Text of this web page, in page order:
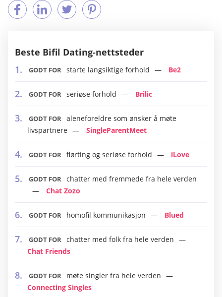
Beste Bifil Dating-nettsteder
GODT FOR starte langsiktige forhold Be2
GODT FOR seriøse forhold Brilic
GODT FOR aleneforeldre som ønsker å møte
livspartnere
SingleParentMeet
GODT FOR flørting og seriøse forhold iLove
GODT FOR chatter med fremmede fra hele verden
Chat Zozo
GODT FOR homofil kommunikasjon Blued
GODT FOR chatter med folk fra hele verden
Chat Friends
GODT FOR
møte singler fra hele verden
Connecting Singles